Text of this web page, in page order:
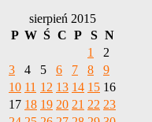
sierpień 2015
P W Ś C P S N
1
2
3
4 5 6 7 8
9
10 11 12 13 14 15 16
17 18 19 20 21 22 23